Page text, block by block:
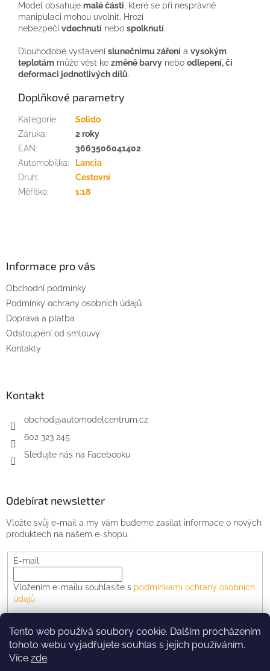
Tento web používá soubory cookie. Dalším procházením
tohoto webu vyjadřujete souhlas s jejich používáním.
Více zde.
Model obsahuje malé části, které se při nesprávné
manipulaci mohou uvolnit. Hrozí
nebezpečí vdechnutí nebo spolknutí.
Dlouhodobé vystavení slunečnímu záření a vysokým
teplotám může vést ke změně barvy nebo odlepení, či
deformaci jednotlivých dílů.
Doplňkové parametry
Kategorie:
Solido
Záruka:
2 roky
EAN:
3663506041402
Automobilka:
Lancia
Druh:
Cestovní
Měřítko: 1:18
Informace pro vás
Obchodní podmínky
Podmínky ochrany osobních údajů
Doprava a platba
Odstoupení od smlouvy
Kontakty
Kontakt
obchod@automodelcentrum.cz
602 323 245
Sledujte nás na Facebooku
Odebírat newsletter
Vložte svůj e-mail a my vám budeme zasílat informace o nových
produktech na našem e-shopu.
E-mail
Vložením e-mailu souhlasíte s podmínkami ochrany osobních
údajů
PŘIHLÁSIT SE